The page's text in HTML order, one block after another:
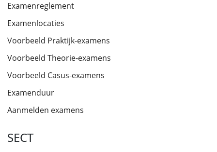
Examenreglement
Examenlocaties
Voorbeeld Praktijk-examens
Voorbeeld Theorie-examens
Voorbeeld Casus-examens
Examenduur
Aanmelden examens
SECT